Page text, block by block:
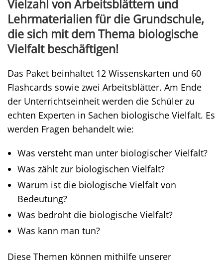
Vielzahl von Arbeitsblättern und
Lehrmaterialien für die Grundschule,
die sich mit dem Thema biologische
Vielfalt beschäftigen!
Das Paket beinhaltet 12 Wissenskarten und 60
Flashcards sowie zwei Arbeitsblätter. Am Ende
der Unterrichtseinheit werden die Schüler zu
echten Experten in Sachen biologische Vielfalt. Es
werden Fragen behandelt wie:
Was versteht man unter biologischer Vielfalt?
Was zählt zur biologischen Vielfalt?
Warum ist die biologische Vielfalt von
Bedeutung?
Was bedroht die biologische Vielfalt?
Was kann man tun?
Diese Themen können mithilfe unserer